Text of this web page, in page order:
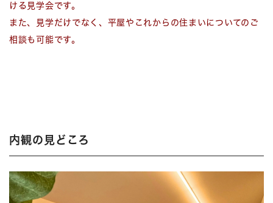
ける見学会です。
また、見学だけでなく、平屋やこれからの住まいについてのご
相談も可能です。
内観の見どころ